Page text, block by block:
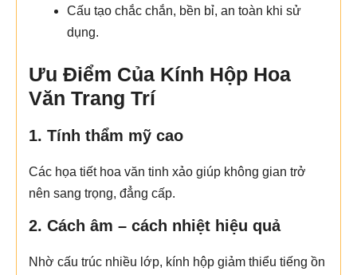
Cấu tạo chắc chắn, bền bỉ, an toàn khi sử
dụng.
Ưu Điểm Của Kính Hộp Hoa
Văn Trang Trí
1. Tính thẩm mỹ cao
Các họa tiết hoa văn tinh xảo giúp không gian trở
nên sang trọng, đẳng cấp.
2. Cách âm – cách nhiệt hiệu quả
Nhờ cấu trúc nhiều lớp, kính hộp giảm thiểu tiếng ồn